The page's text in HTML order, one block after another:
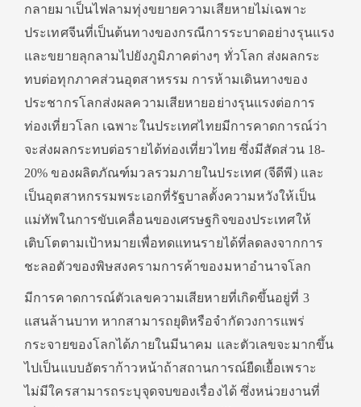
กลายมาเป็นไฟลามทุ่งขยายความเสียหายไม่เฉพาะ
ประเทศจีนที่เป็นต้นทางของกรณีการระบาดอย่างรุนแรง
และขยายลุกลามไปยังภูมิภาคต่างๆ ทั่วโลก ส่งผลกระ
ทบต่อทุกภาคส่วนอุตสาหรรม การห้ามเดินทางของ
ประชากรโลกส่งผลความเสียหายอย่างรุนแรงต่อการ
ท่องเที่ยวโลก เฉพาะในประเทศไทยมีการคาดการณ์ว่า
จะส่งผลกระทบต่อรายได้ท่องเที่ยวไทย ซึ่งมีสัดส่วน 18-
20% ของผลิตภัณฑ์มวลรวมภายในประเทศ (จีดีพี) และ
เป็นอุตสาหกรรมพระเอกที่รัฐบาลตั้งความหวังให้เป็น
แม่ทัพในการขับเคลื่อนของเศรษฐกิจของประเทศให้
เติบโตตามเป้าหมายเพื่อทดแทนรายได้ที่ลดลงจากการ
ชะลอตัวของพิษสงครามการค้าของมหาอำนาจโลก
มีการคาดการณ์ตัวเลขความเสียหายที่เกิดขึ้นอยู่ที่ 3
แสนล้านบาท หากสามารถยุติหรือจำกัดวงการแพร่
กระจายของโลกได้ภายในมีนาคม และตัวเลขจะมากขึ้น
ไปเป็นแบบอัตราก้าวหน้าถ้าสถานการณ์ยืดเยื้อเพราะ
ไม่มีใครสามารถระบุจุดจบของเรื่องได้ ซึ่งหน่วยงานที่